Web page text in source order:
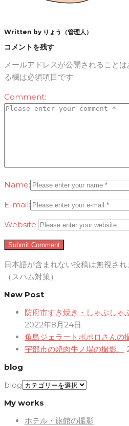
Written by りょう（管理人）
コメントを残す
メールアドレスが公開されることは
る欄は必須項目です
Comment:
Name:
E-mail:
Website:
日本語が含まれない投稿は無視され
（スパム対策）
New Post
防府市すき焼き・しゃぶしゃ
2022年8月24日
角島ジェラートポポロさんの
宇部市の焼肉牛ノ場の撮影。
blog
blog
My works
ホテル・旅館の撮影